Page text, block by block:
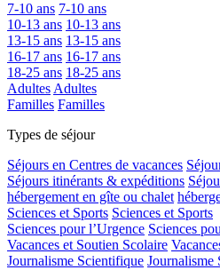
7-10 ans 7-10 ans
10-13 ans 10-13 ans
13-15 ans 13-15 ans
16-17 ans 16-17 ans
18-25 ans 18-25 ans
AdultesAdultes
Familles Familles
Types de séjour
Séjours en Centres de vacances
Séjours itinérants & expéditions
hébergement en gîte ou chalet
Sciences et Sports Sciences et Sports
Sciences pour l’Urgence Sciences
Vacances et Soutien Scolaire
Journalisme Scientifique Journalisme